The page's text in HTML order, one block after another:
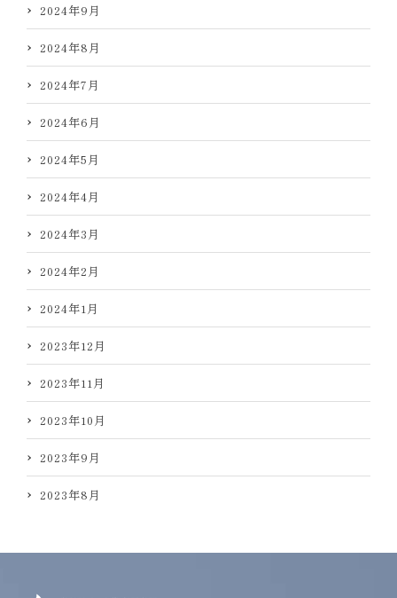
2024年9月
2024年8月
2024年7月
2024年6月
2024年5月
2024年4月
2024年3月
2024年2月
2024年1月
2023年12月
2023年11月
2023年10月
2023年9月
2023年8月